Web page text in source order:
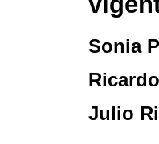
Sonia
Julio